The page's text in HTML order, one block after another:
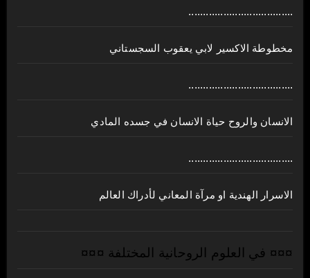
....................................
مخطوطة الاكسير لابي يعقوب السجستاني
....................................
الانسان والروح حياة الانسان في جسده المادي
....................................
الاسرار الهندية او مرآة المعاني لأدراك العالم
¤¤¤ في العلوم الروحانية المختلفة ¤¤¤